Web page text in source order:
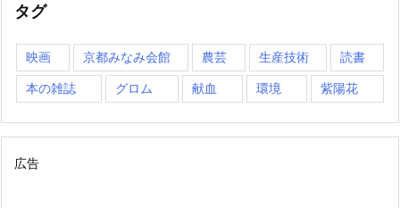
タグ
映画 京都みなみ会館 農芸 生産技術 読書
本の雑誌 グロム 献血 環境 紫陽花
広告